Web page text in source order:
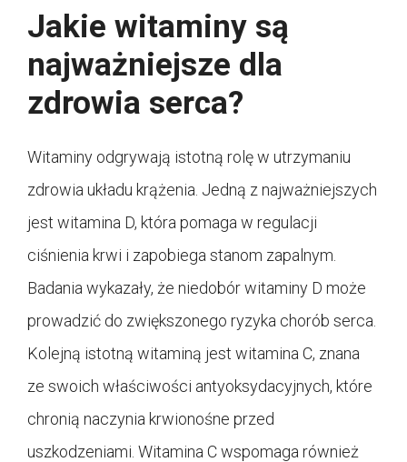
Jakie witaminy są
najważniejsze dla
zdrowia serca?
Witaminy odgrywają istotną rolę w utrzymaniu
zdrowia układu krążenia. Jedną z najważniejszych
jest witamina D, która pomaga w regulacji
ciśnienia krwi i zapobiega stanom zapalnym.
Badania wykazały, że niedobór witaminy D może
prowadzić do zwiększonego ryzyka chorób serca.
Kolejną istotną witaminą jest witamina C, znana
ze swoich właściwości antyoksydacyjnych, które
chronią naczynia krwionośne przed
uszkodzeniami. Witamina C wspomaga również